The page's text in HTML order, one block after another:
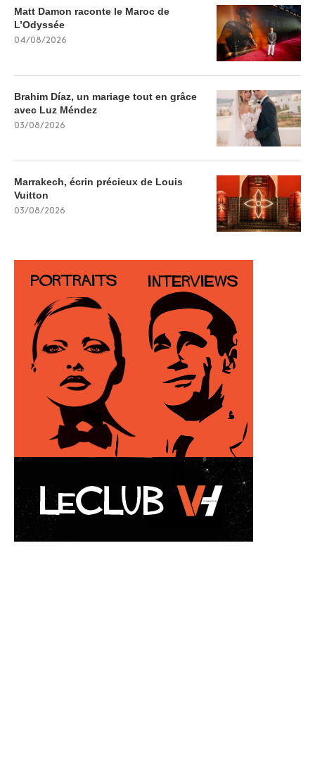
Matt Damon raconte le Maroc de
L’Odyssée
04/08/2026
Brahim Díaz, un mariage tout en grâce
avec Luz Méndez
03/08/2026
Marrakech, écrin précieux de Louis
Vuitton
03/08/2026